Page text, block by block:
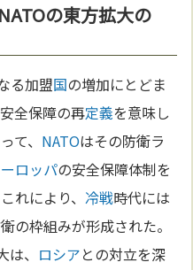
の東方拡大の
る加盟国の増加にとどま
全保障の再定義を意味し
て、 NATOはその防衛ラ
ロッパの安全保障体制を
れにより、 冷戦時代には
の枠組みが形成された。
、 ロシアとの対立を深